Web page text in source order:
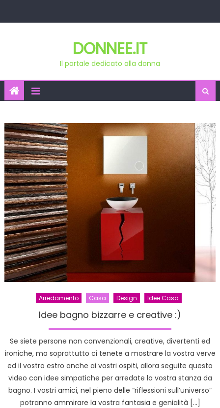
DONNEE.IT
Il portale dedicato alla donna
Arredamento Casa Design Idee Casa
Idee bagno bizzarre e creative :)
Se siete persone non convenzionali, creative, divertenti ed
ironiche, ma soprattutto ci tenete a mostrare la vostra verve
ed il vostro estro anche ai vostri ospiti, allora seguite questo
video con idee simpatiche per arredate la vostra stanza da
bagno. I vostri amici, nel pieno delle “riflessioni sull’universo”
potranno ammirare la vostra fantasia e genialità […]